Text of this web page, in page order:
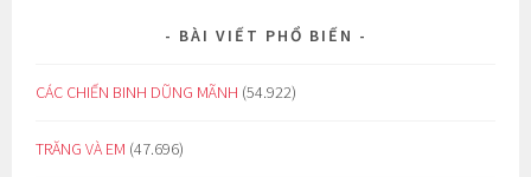
BÀI VIẾT PHỔ BIẾN
CÁC CHIẾN BINH DŨNG MÃNH (54.922)
TRĂNG VÀ EM (47.696)